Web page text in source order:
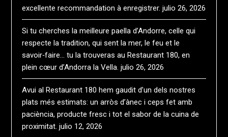
excellente recommandation à enregistrer. julio 26, 2026
Si tu cherches la meilleure paella d’Andorre, celle qui
respecte la tradition, qui sent la mer, le feu et le
savoir‑faire… tu la trouveras au Restaurant 180, en
plein cœur d’Andorra la Vella. julio 26, 2026
Avui al Restaurant 180 hem gaudit d’un dels nostres
plats més estimats: un arròs d’ànec i ceps fet amb
paciència, producte fresc i tot el sabor de la cuina de
proximitat. julio 12, 2026